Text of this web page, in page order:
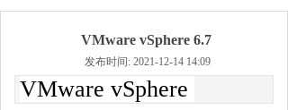
VMware vSphere 6.7
发布时间: 2021-12-14 14:09
VMware vSphere